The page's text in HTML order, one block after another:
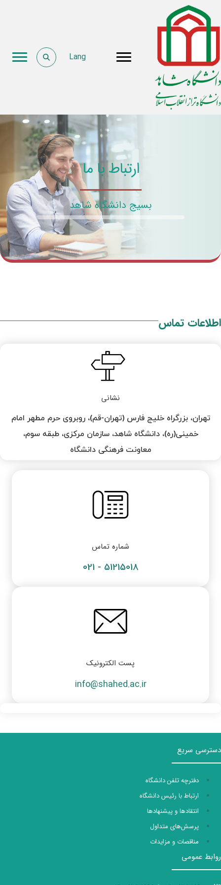
Lang
ارتباط با ما
بسیج دانشگاه شاهد
اطلاعات تماس
نشانی
تهران، بزرگراه خلیج فارس (تهران-قم)، روبروی حرم مطهر امام
خمینی(ره)، دانشگاه شاهد، سازمان مرکزی، طبقه سوم،
معاونت فرهنگی دانشگاه
شماره تماس
51215018 - 021
پست الکترونیک
info@shahed.ac.ir
دسترسی سریع
دفترچه تلفن دانشگاه
ارتباط با رئیس دانشگاه
انتقادها و پیشنهادها
پرسش‌های متداول
مناقصات و مزایدات
روابط عمومی